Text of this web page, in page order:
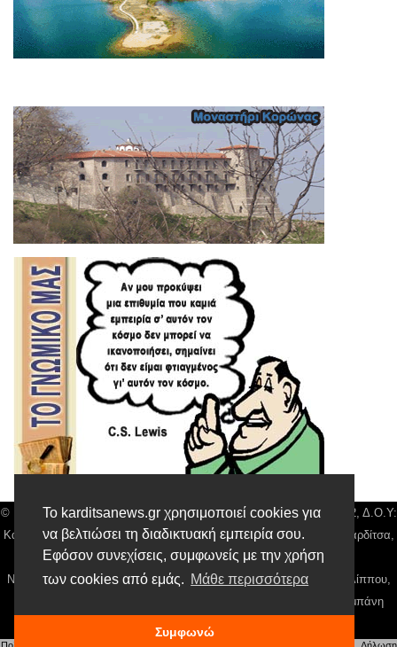
Το karditsanews.gr χρησιμοποιεί cookies για
να βελτιώσει τη διαδικτυακή εμπειρία σου.
Εφόσον συνεχίσεις, συμφωνείς με την χρήση
των cookies από εμάς. Μάθε περισσότερα
Συμφωνώ
© Karditsa News | Διακριτικός Τίτλος: Orion Media, ΑΦΜ: 043750542, Δ.Ο.Υ:
Καρδίτσας, Αρ. Γεμή: 018804431000, Δ/νση: Διάκου 10 τ.κ 43132 Καρδίτσα,
Τηλ: 24410 42500, email:news@karditsanews.gr.
Νόμιμος Εκπρόσωπος, Ιδιοκτήτης και Διαχειριστής: Παναγιώτης Φιλίππου,
Διευθύντρια: Γιαννουσά Βασιλική, Διευθύντιρα Σύνταξης: Μπαλαμπάνη